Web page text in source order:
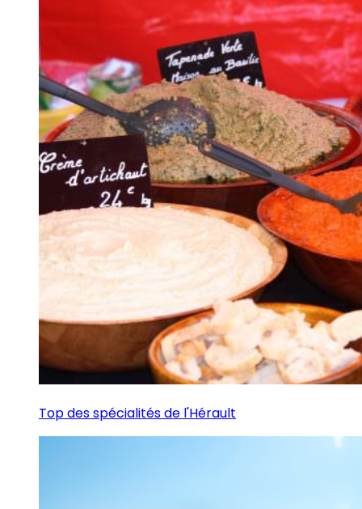
Top des spécialités de l'Hérault